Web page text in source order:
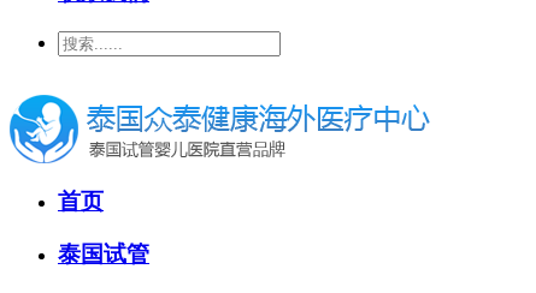
首页
泰国试管